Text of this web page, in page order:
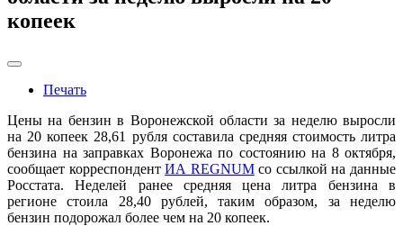
копеек
Печать
Цены на бензин в Воронежской области за неделю выросли
на 20 копеек 28,61 рубля составила средняя стоимость литра
бензина на заправках Воронежа по состоянию на 8 октября,
сообщает корреспондентИА REGNUMсо ссылкой на данные
Росстата. Неделей ранее средняя цена литра бензина в
регионе стоила 28,40 рублей, таким образом, за неделю
бензин подорожал более чем на 20 копеек.